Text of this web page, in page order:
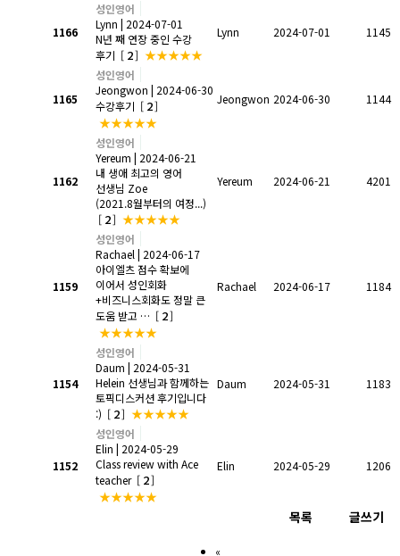
1166
성인영어
Lynn | 2024-07-01
N년 째 연장 중인 수강
후기 [ 2] ★★★★★
Lynn 2024-07-01 1145
1165
성인영어
Jeongwon | 2024-06-30
수강후기 [ 2]
★★★★★
Jeongwon 2024-06-30 1144
1162
성인영어
Yereum | 2024-06-21
내 생애 최고의 영어
선생님 Zoe
(2021.8월부터의 여정...)
[ 2] ★★★★★
Yereum 2024-06-21 4201
1159
성인영어
Rachael | 2024-06-17
아이엘츠 점수 확보에
이어서 성인회화
+비즈니스회화도 정말 큰
도움 받고 … [ 2]
★★★★★
Rachael 2024-06-17 1184
1154
성인영어
Daum | 2024-05-31
Helein 선생님과 함께하는
토픽디스커션 후기입니다
:) [ 2] ★★★★★
Daum 2024-05-31 1183
1152
성인영어
Elin | 2024-05-29
Class review with Ace
teacher [ 2]
★★★★★
Elin 2024-05-29 1206
목록 글쓰기
«